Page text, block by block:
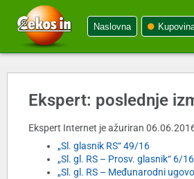
Naslovna
Ekspert: poslednje
Ekspert Internet je ažuriran
„Sl. glasnik RS“ 49/16
„Sl. gl. RS – Prosv. glasnik“ 6/16
„Sl. gl. RS – Međunarodni